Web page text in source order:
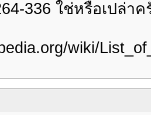
336 ใช่หรือเปล่าค
wiki/